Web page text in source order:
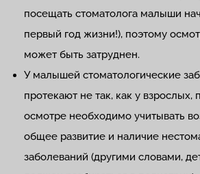
посещать стоматолога малыши
первый год жизни!), поэтому
может быть затруднен.
У малышей стоматологические
протекают не так, как у взрослых,
осмотре необходимо учитывать
общее развитие и наличие
заболеваний (другими словами,